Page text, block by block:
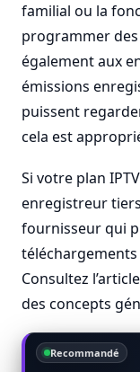
familial ou la
programmer
également aux
émissions
puissent
cela est
Si votre plan
enregistreur
fournisseur qui
Consultez
des concepts
Recommandé